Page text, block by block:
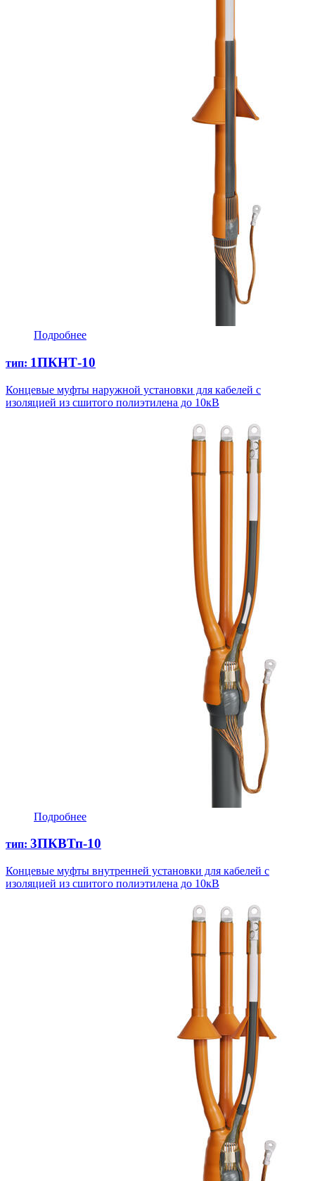
Подробнее
тип: 1ПКНТ-10
Концевые муфты наружной установки для кабелей с
изоляцией из сшитого полиэтилена до 10кВ
Подробнее
тип: 3ПКВТп-10
Концевые муфты внутренней установки для кабелей с
изоляцией из сшитого полиэтилена до 10кВ